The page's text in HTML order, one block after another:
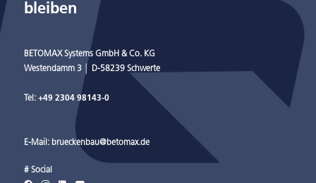
bleiben
BETOMAX Systems GmbH & Co. KG
Westendamm 3 │ D-58239 Schwerte
Tel: +49 2304 98143-0
E-Mail: brueckenbau@betomax.de
# Social